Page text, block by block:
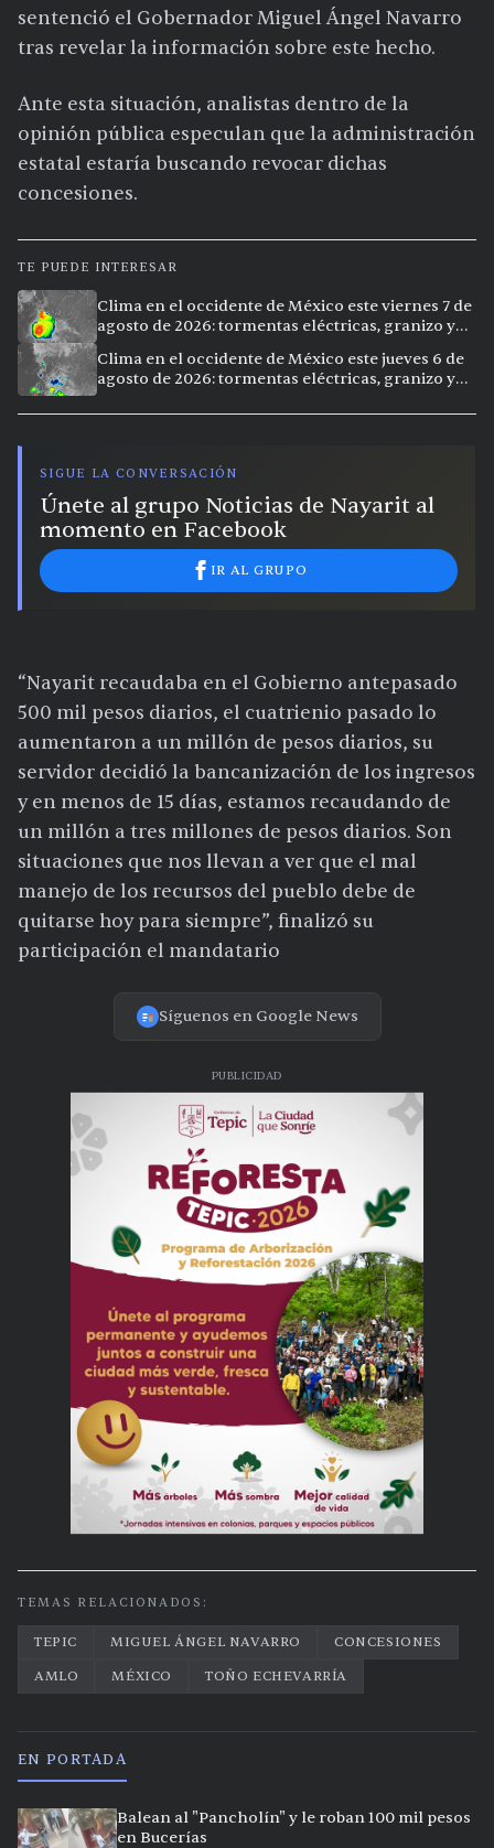
sentenció el Gobernador Miguel Ángel Navarro
tras revelar la información sobre este hecho.
Ante esta situación, analistas dentro de la
opinión pública especulan que la administración
estatal estaría buscando revocar dichas
concesiones.
TE PUEDE INTERESAR
Clima en el occidente de México este viernes 7 de
agosto de 2026: tormentas eléctricas, granizo y
Clima en el occidente de México este jueves 6 de
agosto de 2026: tormentas eléctricas, granizo y
SIGUE LA CONVERSACIÓN
Únete al grupo Noticias de Nayarit al
momento en Facebook
IR AL GRUPO
“Nayarit recaudaba en el Gobierno antepasado
500 mil pesos diarios, el cuatrienio pasado lo
aumentaron a un millón de pesos diarios, su
servidor decidió la bancanización de los ingresos
y en menos de 15 días, estamos recaudando de
un millón a tres millones de pesos diarios. Son
situaciones que nos llevan a ver que el mal
manejo de los recursos del pueblo debe de
quitarse hoy para siempre”, finalizó su
participación el mandatario
Síguenos en Google News
PUBLICIDAD
TEMAS RELACIONADOS:
TEPIC MIGUEL ÁNGEL NAVARRO
CONCESIONES
AMLO
MÉXICO TOÑO ECHEVARRÍA
EN PORTADA
Balean al "Pancholín" y le roban 100 mil pesos
en Bucerías